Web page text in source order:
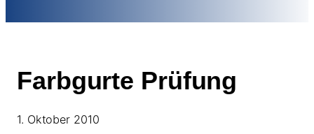
Farbgurte Prüfung
1. Oktober 2010